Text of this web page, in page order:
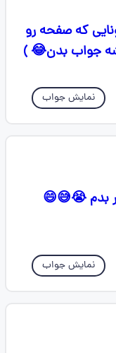
که صفحه رو
جواب بدن😂 )
نمایش جواب
بدم 😭😅😄
نمایش جواب